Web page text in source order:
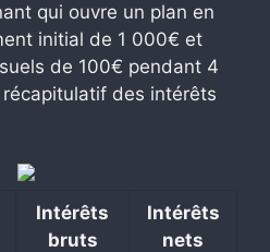
qui ouvre un plan en
initial de 1 000€ et
de 100€ pendant 4
des intérêts
Intérêts
bruts
Intérêts
nets